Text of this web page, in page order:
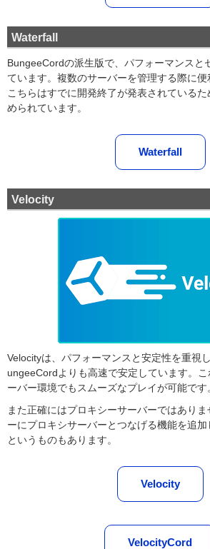
Waterfall
BungeeCordの派生版で、パフォーマンスと
ています。複数のサーバーを管理する際に便
こちらはすでに開発終了が発表されている
められています。
Waterfall
Velocity
Velocityは、パフォーマンスと安定性を重視
ungeeCordよりも高速で安定しています。
ーバー環境でもスムーズなプレイが可能です
また正確にはプロキシーサーバーではあり
ーにプロキシサーバーとつなげる機能を追加
というものもあります。
Velocity
VelocityCord